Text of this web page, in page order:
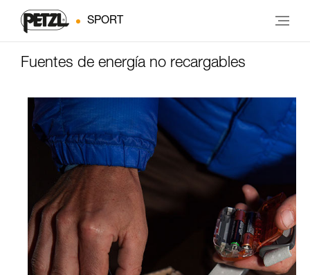
SPORT
Fuentes de energía no recargables